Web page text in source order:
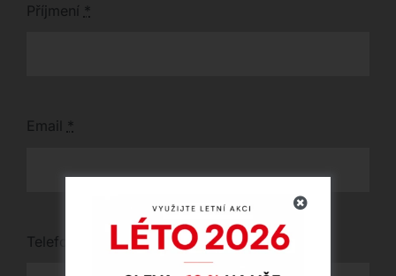
Příjmení *
Email *
Telefon